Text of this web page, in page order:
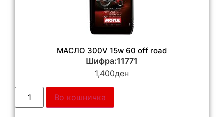
МАСЛО 300V 15w 60 off road
Шифра:11771
1,400ден
Во кошничка